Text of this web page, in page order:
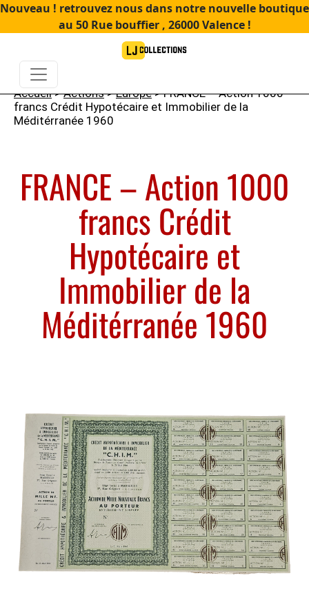
Nouveau ! retrouvez nous dans notre nouvelle boutique
au 50 Rue bouffier , 26000 Valence !
Accueil>Actions>Europe> FRANCE – Action 1000
francs Crédit Hypotécaire et Immobilier de la
Méditérranée 1960
FRANCE – Action 1000
francs Crédit
Hypotécaire et
Immobilier de la
Méditérranée 1960